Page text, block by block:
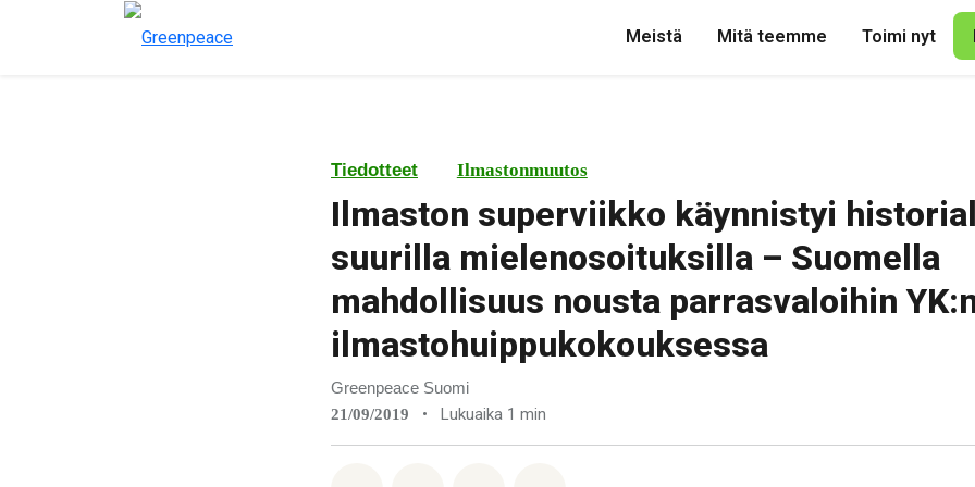
Meistä Mitä teemme Toimi nyt
Tiedotteet Ilmastonmuutos
Ilmaston superviikko käynnistyi
suurilla mielenosoituksilla – Suomella
mahdollisuus nousta parrasvaloihin
ilmastohuippukokouksessa
Greenpeace Suomi
21/09/2019 • Lukuaika 1 min